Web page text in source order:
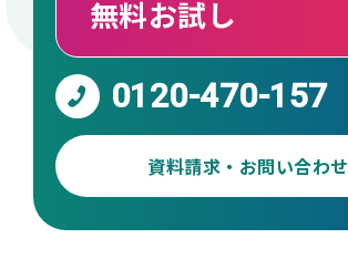
無料お試し
0120-470-157
資料請求・お問い合わせ